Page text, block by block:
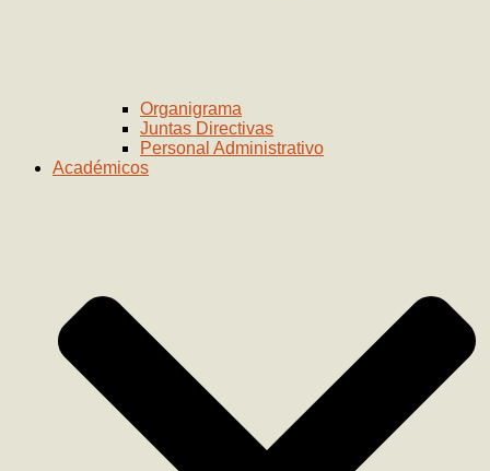
Organigrama
Juntas Directivas
Personal Administrativo
Académicos